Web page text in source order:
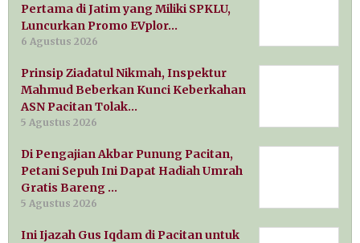
Pertama di Jatim yang Miliki SPKLU,
Luncurkan Promo EVplor…
6 Agustus 2026
Prinsip Ziadatul Nikmah, Inspektur
Mahmud Beberkan Kunci Keberkahan
ASN Pacitan Tolak…
5 Agustus 2026
Di Pengajian Akbar Punung Pacitan,
Petani Sepuh Ini Dapat Hadiah Umrah
Gratis Bareng …
5 Agustus 2026
Ini Ijazah Gus Iqdam di Pacitan untuk